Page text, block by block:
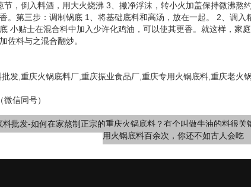
节，倒入料酒，用大火烧沸 3、撇净浮沫，转小火加盖保持微沸熬
。第三步：调制锅底 1、将基础底料和高汤，放在一起。 2、调
小贴士在混合料中加入少许化鸡油，可以使其更香。就这样，家
佐料与之混合翻炒。
发,重庆火锅底料厂,重庆振业食品厂,重庆专用火锅底料,重庆老火
信同号）
料批发-如何在家熬制正宗的重庆火锅底料？有个叫做牛油的料很关
用火锅底料百余次，你还不如古人会吃